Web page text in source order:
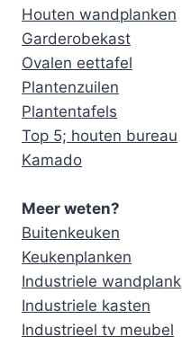
Houten wandplanken
Garderobekast
Ovalen eettafel
Plantenzuilen
Plantentafels
Top 5; houten bureau
Kamado
Meer weten?
Buitenkeuken
Keukenplanken
Industriele wandplank
Industriele kasten
Industrieel tv meubel